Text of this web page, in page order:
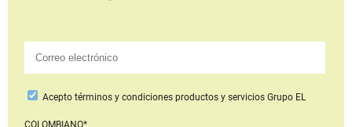
Aceptotérminos y condiciones productos y serviciosGrupo EL
COLOMBIANO*